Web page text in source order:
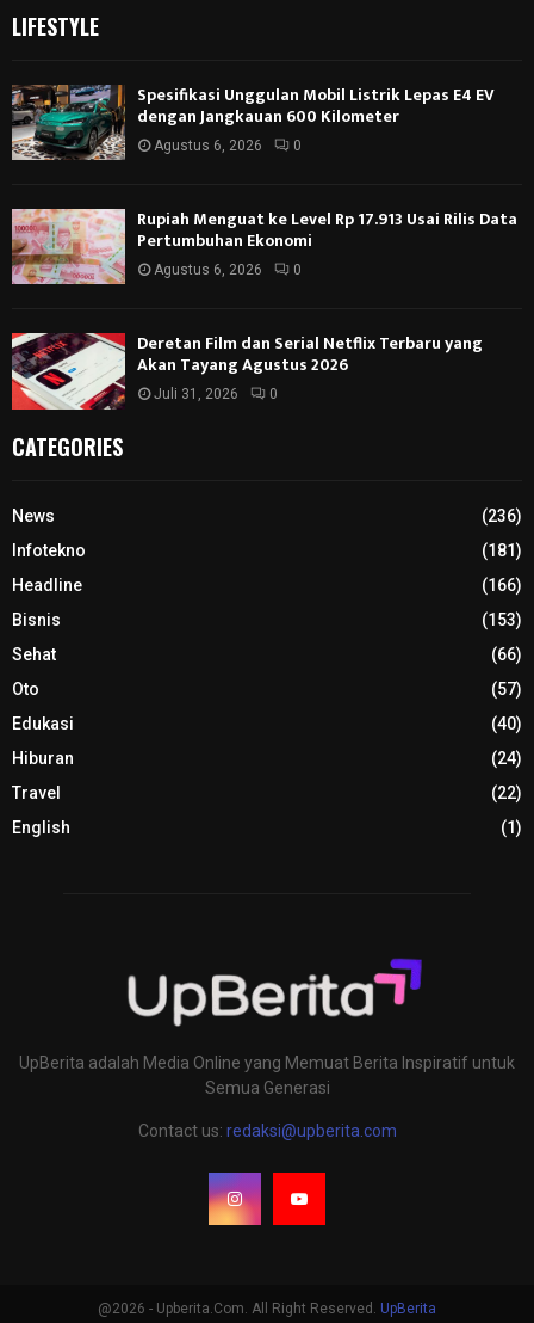
LIFESTYLE
Spesifikasi Unggulan Mobil Listrik Lepas E4 EV
dengan Jangkauan 600 Kilometer
Agustus 6, 2026 0
Rupiah Menguat ke Level Rp 17.913 Usai Rilis Data
Pertumbuhan Ekonomi
Agustus 6, 2026 0
Deretan Film dan Serial Netflix Terbaru yang
Akan Tayang Agustus 2026
Juli 31, 2026 0
CATEGORIES
News
(236)
Infotekno
(181)
Headline
(166)
Bisnis
(153)
Sehat
(66)
Oto
(57)
Edukasi
(40)
Hiburan
(24)
Travel
(22)
English
(1)
UpBerita adalah Media Online yang Memuat Berita Inspiratif untuk
Semua Generasi
Contact us: redaksi@upberita.com
@2026 - Upberita.Com. All Right Reserved. UpBerita